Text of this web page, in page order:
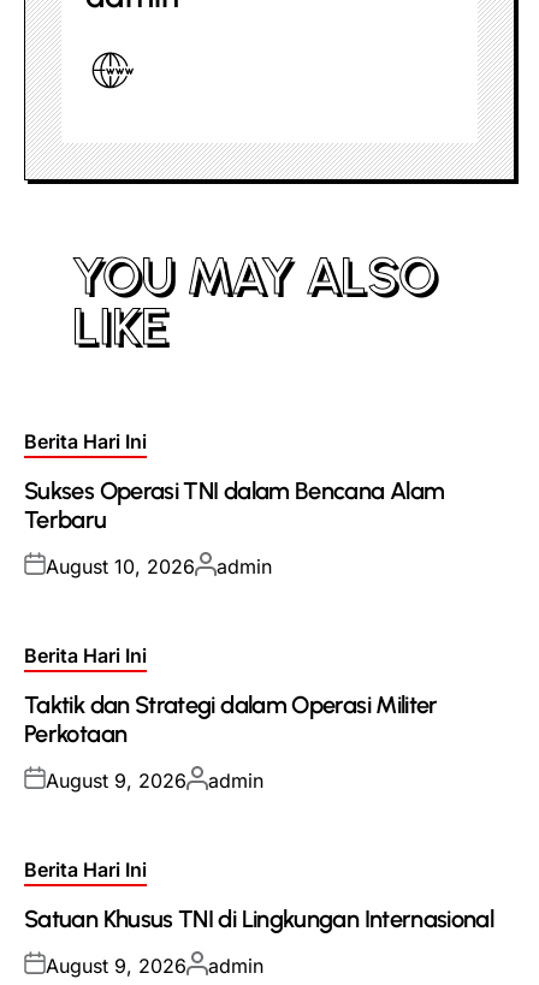
YOU MAY ALSO
LIKE
Posted
Berita Hari Ini
Sukses Operasi TNI dalam Bencana Alam
Terbaru
Posted
August 10, 2026Posted
admin
Posted
Berita Hari Ini
Taktik dan Strategi dalam Operasi Militer
Perkotaan
Posted
August 9, 2026Posted
admin
Posted
Berita Hari Ini
Satuan Khusus TNI di Lingkungan Internasional
Posted
August 9, 2026Posted
admin